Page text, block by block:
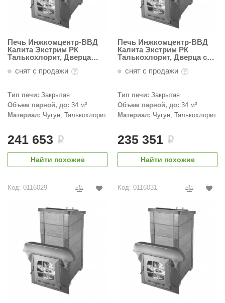
тепла
камень
камень
ecology
Печь Инжкомцентр-ВВД
Калита Экстрим РК
Талькохлорит, Дверца
снят с продажи
Тип печи: Закрытая
Объем парной, до: 34 м³
Материал: Чугун, Талькохлорит
241 653 i
Найти похожие
Печь Инжкомцентр-ВВД
Калита Экстрим РК
Талькохлорит, Дверца с
механизмом открывания
снят с продажи
Тип печи: Закрытая
Объем парной, до: 34 м³
Материал: Чугун, Талькохлорит
235 351 i
Найти похожие
Код: 0116029 Код: 0116031